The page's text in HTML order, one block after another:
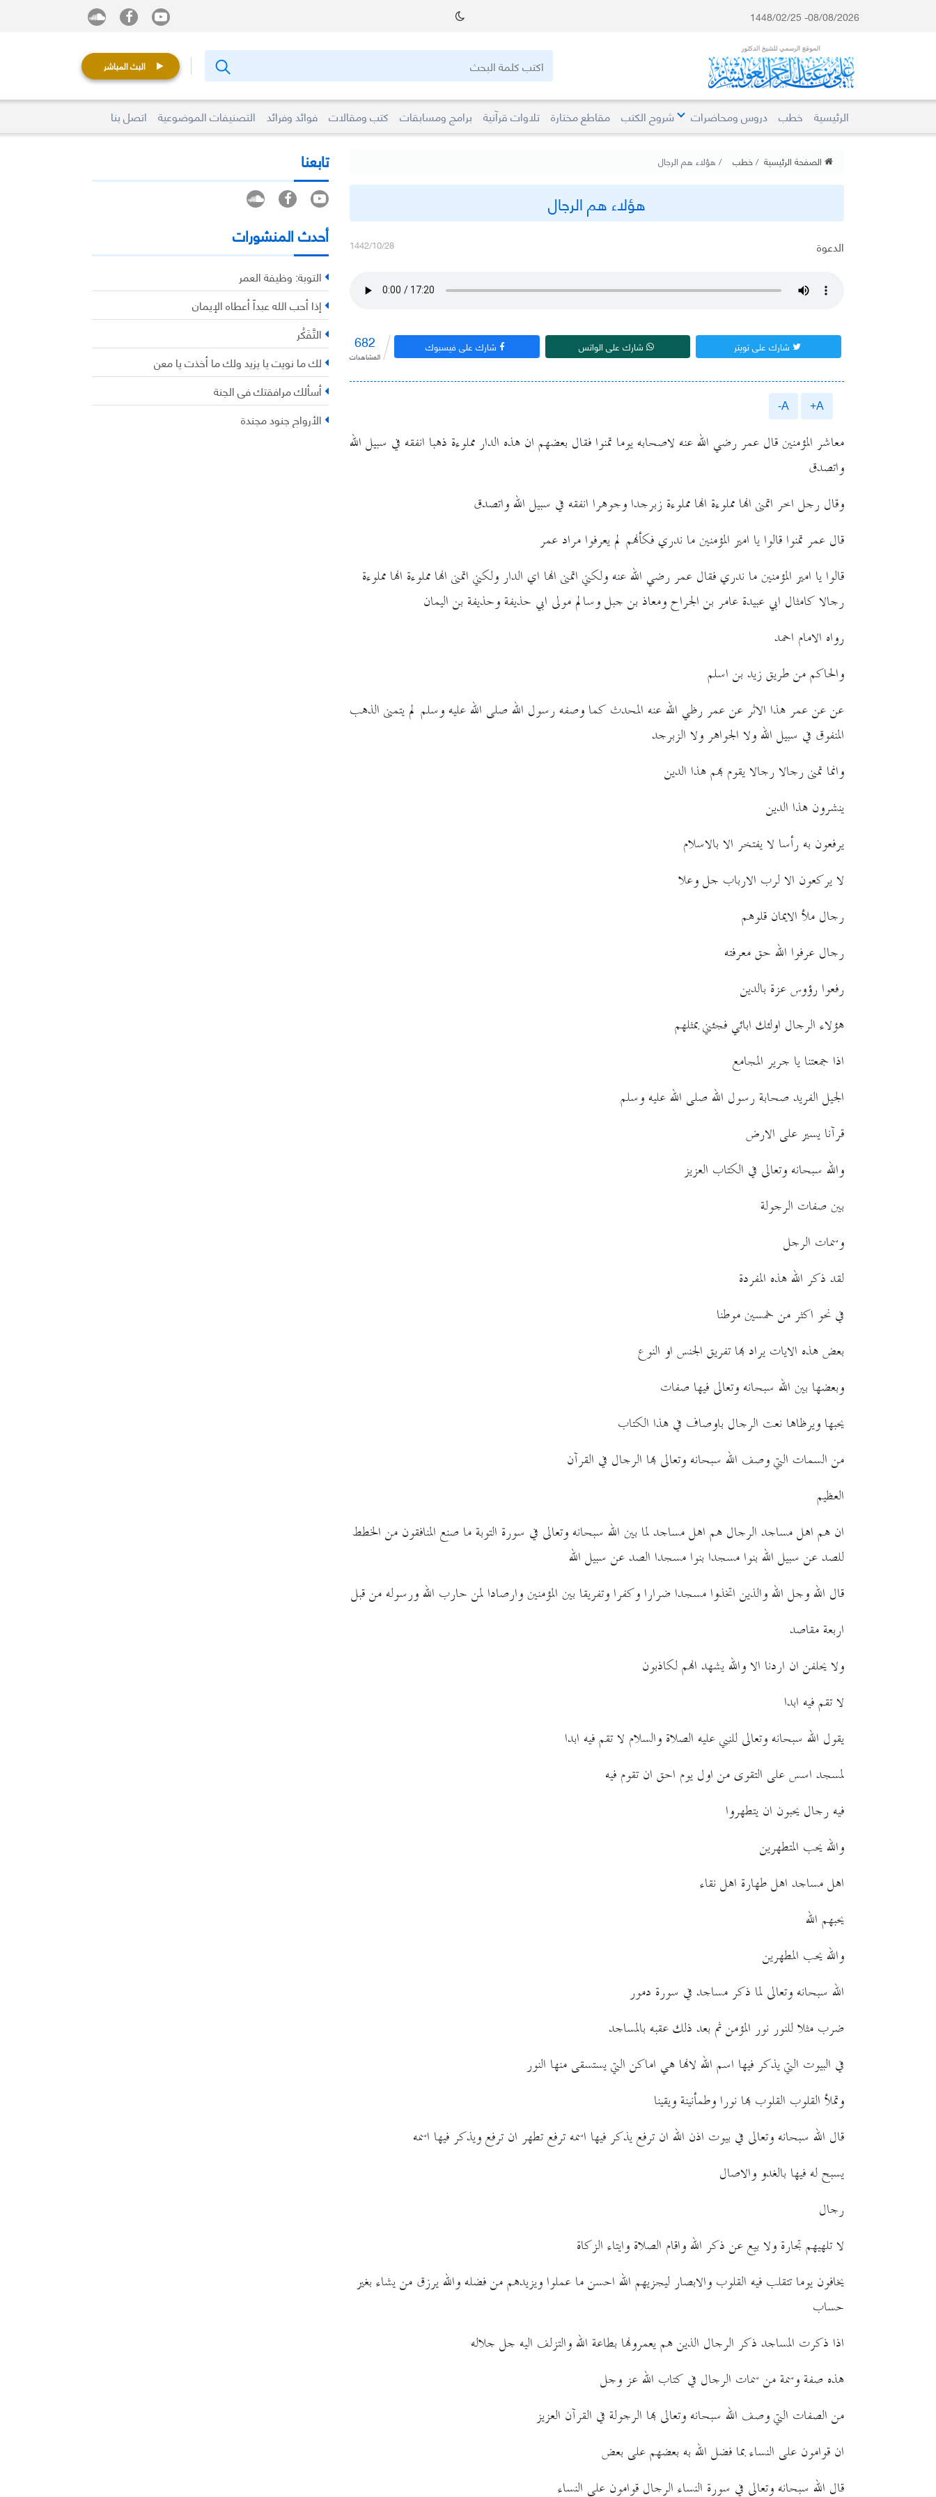
08/08/2026- 1448/02/25
البث المباشر
الرئيسية خطب دروس ومحاضرات شروح الكتب مقاطع مختارة تلاوات قرآنية برامج ومسابقات كتب ومقالات فوائد وفرائد التصنيفات الموضوعية اتصل بنا
الصفحة الرئيسية خطب هؤلاء هم الرجال
هؤلاء هم الرجال
1442/10/28 الدعوة
شارك على تويتر شارك على الواتس شارك على فيسبوك 682
المشاهدات
A+
A-
معاشر المؤمنين قال عمر رضي الله عنه لاصحابه يوما تمنوا فقال بعضهم ان هذه الدار مملوءة ذهبا انفقه في سبيل الله
واتصدق
وقال رجل اخر اتمنى انها مملوءة انها مملوءة زبرجدا وجوهرا انفقه في سبيل الله واتصدق
قال عمر تمنوا قالوا يا امير المؤمنين ما ندري فكأنهم لم يعرفوا مراد عمر
قالوا يا امير المؤمنين ما ندري فقال عمر رضي الله عنه ولكني اتمنى انها اي الدار ولكني اتمنى انها مملوءة انها مملوءة
رجالا كامثال ابي عبيدة عامر بن الجراح ومعاذ بن جبل وسالم مولى ابي حذيفة وحذيفة بن اليمان
رواه الامام احمد
والحاكم من طريق زيد بن اسلم
عن عن عمر هذا الاثر عن عمر رظي الله عنه المحدث كما وصفه رسول الله صلى الله عليه وسلم لم يتمنى الذهب
المنفوق في سبيل الله ولا الجواهر ولا الزبرجد
وانما تمنى رجالا رجالا يقوم بهم هذا الدين
ينشرون هذا الدين
يرفعون به رأسا لا يفتخر الا بالاسلام
لا يركعون الا لرب الارباب جل وعلا
رجال ملأ الايمان قلوهم
رجال عرفوا الله حق معرفته
رفعوا رؤوس عزة بالدين
هؤلاء الرجال اولئك ابائي فجئني بمثلهم
اذا جمعتنا يا جرير المجامع
الجيل الفريد صحابة رسول الله صلى الله عليه وسلم
قرآنا يسير على الارض
والله سبحانه وتعالى في الكتاب العزيز
بين صفات الرجولة
وسمات الرجل
لقد ذكر الله هذه المفردة
في نحو اكثر من خمسين موطنا
بعض هذه الايات يراد بها تفريق الجنس او النوع
وبعضها بين الله سبحانه وتعالى فيها صفات
يحبها ويرظاها نعت الرجال باوصاف في هذا الكتاب
من السمات التي وصف الله سبحانه وتعالى بها الرجال في القرآن
العظيم
ان هم اهل مساجد الرجال هم اهل مساجد لما بين الله سبحانه وتعالى في سورة التوبة ما صنع المنافقون من الخطط
للصد عن سبيل الله بنوا مسجدا بنوا مسجدا الصد عن سبيل الله
قال الله وجل الله والذين اتخذوا مسجدا ضرارا وكفرا وتفريقا بين المؤمنين وارصادا لمن حارب الله ورسوله من قبل
اربعة مقاصد
ولا يحلفن ان اردنا الا والله يشهد انهم لكاذبون
لا تقم فيه ابدا
يقول الله سبحانه وتعالى للنبي عليه الصلاة والسلام لا تقم فيه ابدا
لمسجد اسس على التقوى من اول يوم احق ان تقوم فيه
فيه رجال يحبون ان يتطهروا
والله يحب المتطهرين
اهل مساجد اهل طهارة اهل نقاء
يحبهم الله
والله يحب المطهرين
الله سبحانه وتعالى لما ذكر مساجد في سورة دمور
ضرب مثلا للنور نور المؤمن ثم بعد ذلك عقبه بالمساجد
في البيوت التي يذكر فيها اسم الله لانها هي اماكن التي يستسقى منها النور
وتملأ القلوب القلوب بها نورا وطمأنينة ويقينا
قال الله سبحانه وتعالى في بيوت اذن الله ان ترفع يذكر فيها اسمه ترفع تطهر ان ترفع ويذكر فيها اسمه
يسبح له فيها بالغدو والاصال
رجال
لا تلهيهم تجارة ولا بيع عن ذكر الله واقام الصلاة وايتاء الزكاة
يخافون يوما تتقلب فيه القلوب والابصار ليجزيهم الله احسن ما عملوا ويزيدهم من فضله والله يرزق من يشاء بغير
حساب
اذا ذكرت المساجد ذكر الرجال الذين هم يعمرونها بطاعة الله والتزلف اليه جل جلاله
هذه صفة وسمة من سمات الرجال في كتاب الله عز وجل
من الصفات التي وصف الله سبحانه وتعالى بها الرجولة في القرآن العزيز
ان قوامون على النساء بما فضل الله به بعضهم على بعض
قال الله سبحانه وتعالى في سورة النساء الرجال قوامون على النساء
تابعنا
أحدث المنشورات
التوبة: وظيفة العمر
إذا أحب الله عبداً أعطاه الإيمان
التَّفَكُر
لك ما نويت يا يزيد ولك ما أخذت يا معن
أسألك مرافقتك في الجنة
الأرواح جنود مجندة